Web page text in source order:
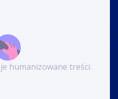
humanizowane treści.